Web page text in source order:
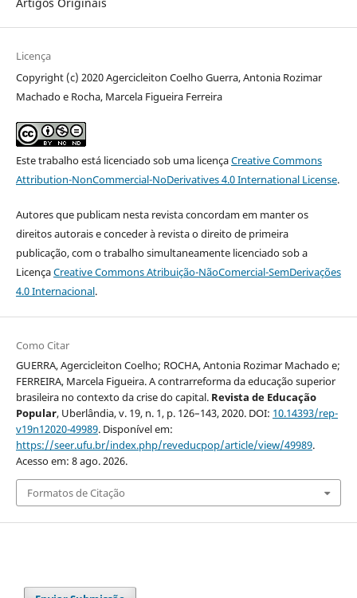
Licença
Copyright (c) 2020 Agercicleiton Coelho Guerra, Antonia Rozimar
Machado e Rocha, Marcela Figueira Ferreira
Este trabalho está licenciado sob uma licençaCreative Commons
Attribution-NonCommercial-NoDerivatives 4.0 International License.
Autores que publicam nesta revista concordam em manter os
direitos autorais e conceder à revista o direito de primeira
publicação, com o trabalho simultaneamente licenciado sob a
LicençaCreative Commons Atribuição-NãoComercial-SemDerivações
4.0 Internacional.
Como Citar
GUERRA, Agercicleiton Coelho; ROCHA, Antonia Rozimar Machado e;
FERREIRA, Marcela Figueira. A contrarreforma da educação superior
brasileira no contexto da crise do capital. Revista de Educação
Popular, Uberlândia, v. 19, n. 1, p. 126–143, 2020. DOI: 10.14393/rep-
v19n12020-49989. Disponível em:
https://seer.ufu.br/index.php/reveducpop/article/view/49989.
Acesso em: 8 ago. 2026.
Formatos de Citação